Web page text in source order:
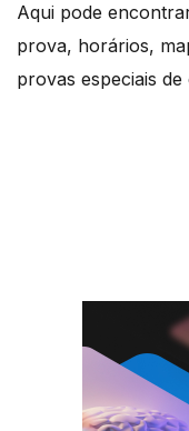
Aqui pode
prova, horários,
provas especiais de